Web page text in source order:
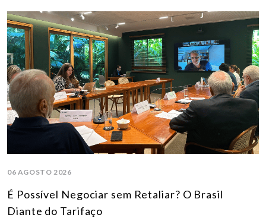
06 AGOSTO 2026
É Possível Negociar sem Retaliar? O Brasil
Diante do Tarifaço